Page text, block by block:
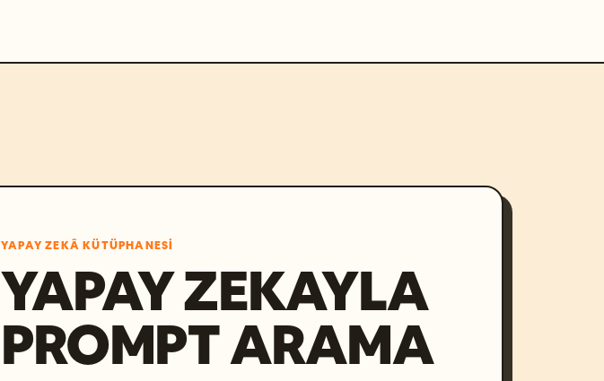
YAPAY ZEKÂ KÜTÜPHANESI
YAPAY ZEKAYLA
PROMPT ARAMA